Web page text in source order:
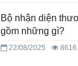
Bộ nhận diện
gồm những gì?
22/08/2025 8616